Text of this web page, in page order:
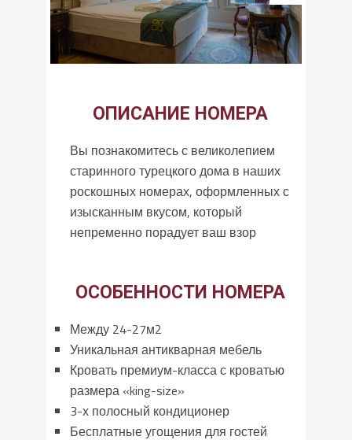
ОПИСАНИЕ НОМЕРА
Вы познакомитесь с великолепием
старинного турецкого дома в наших
роскошных номерах, оформленных с
изысканным вкусом, который
непременно порадует ваш взор
ОСОБЕННОСТИ НОМЕРА
Между 24-27м2
Уникальная антикварная мебель
Кровать премиум-класса с кроватью
размера «king-size»
3-х полосный кондиционер
Бесплатные угощения для гостей